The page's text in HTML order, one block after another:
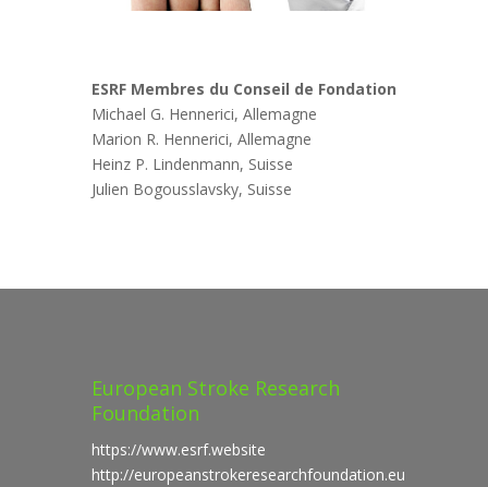
ESRF Membres du Conseil de Fondation
Michael G. Hennerici, Allemagne
Marion R. Hennerici, Allemagne
Heinz P. Lindenmann, Suisse
Julien Bogousslavsky, Suisse
European Stroke Research
Foundation
https://www.esrf.website
http://europeanstrokeresearchfoundation.eu